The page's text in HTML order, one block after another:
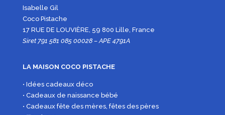
Isabelle Gil
Coco Pistache
17 RUE DE LOUVIÈRE, 59 800 Lille, France
Siret 791 581 085 00028 – APE 4791A
LA MAISON COCO PISTACHE
• Idées cadeaux déco
• Cadeaux de naissance bébé
• Cadeaux fête des mères, fêtes des pères